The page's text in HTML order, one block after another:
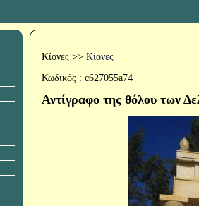
Κίονες >> Κίονες
Κωδικός : c627055a74
Αντίγραφο της θόλου των